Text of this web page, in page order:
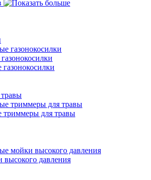
газонокосилки
газонокосилки
триммеры для травы
триммеры для травы
мойки высокого давления
высокого давления